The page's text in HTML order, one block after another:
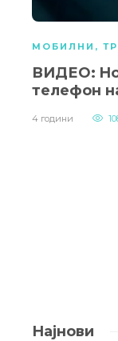
МОБИЛНИ ,
ВИДЕО:
телефон
4 години
Најнови